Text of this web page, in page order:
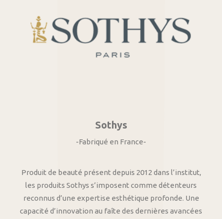
Sothys
-Fabriqué en France-
Produit de beauté présent depuis 2012 dans l’institut,
les produits Sothys s’imposent comme détenteurs
reconnus d’une expertise esthétique profonde. Une
capacité d’innovation au faîte des dernières avancées